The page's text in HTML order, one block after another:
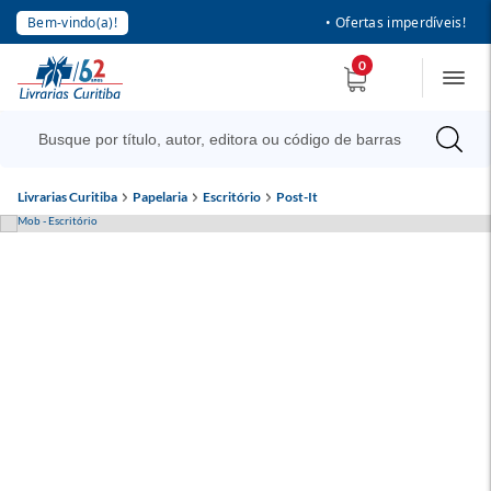
Bem-vindo(a)! • Ofertas imperdíveis!
0
Livrarias Curitiba Papelaria Escritório Post-It